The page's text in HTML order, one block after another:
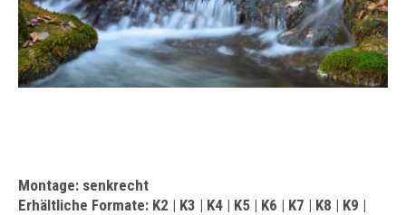
Montage: senkrecht
Erhältliche Formate: K2 | K3 | K4 | K5 | K6 | K7 | K8 | K9 |